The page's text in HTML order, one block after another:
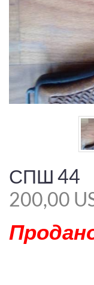
СПШ 44
200,00